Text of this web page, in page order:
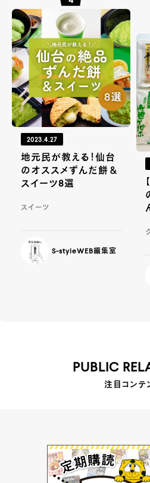
2023.4.27
地元民が教える！仙台
のオススメずんだ餅＆
スイーツ8選
スイーツ
S-styleWEB編集室
PUBLIC
注目コンテ